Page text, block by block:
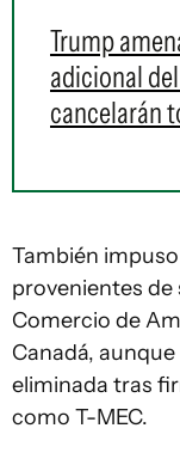
Trump
adicional
cancelarán
También
provenientes de
Comercio de
Canadá,
eliminada tras
como T-MEC.